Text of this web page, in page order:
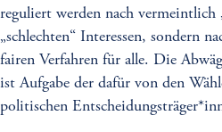
reguliert werden nach vermeintlich
„schlechten“ Interessen, sondern
fairen Verfahren für alle. Die
ist Aufgabe der dafür von den
politischen